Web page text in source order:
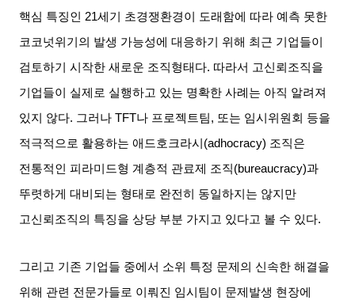
핵심 특징인
21세기 초경쟁환경이 도래함에 따라 예측 못한
코코넛위기의 발생 가능성에 대응하기 위해 최근 기업들이
검토하기 시작한 새로운 조직형태다. 따라서 고신뢰조직을
기업들이 실제로 실행하고 있는 명확한 사례는 아직 알려져
있지 않다. 그러나 TFT나 프로젝트팀, 또는 임시위원회 등을
적극적으로 활용하는 애드호크라시 (adhocracy) 조직은
전통적인 피라미드형 계층적 관료제 조직(bureaucracy)과
뚜렷하게 대비되는 형태로 완전히 동일하지는 않지만
고신뢰조직의 특징을 상당 부분 가지고 있다고 볼 수 있다.
그리고 기존 기업들 중에서 소위 특정 문제의 신속한 해결을
위해 관련 전문가들로 이뤄진 임시팀이 문제발생 현장에